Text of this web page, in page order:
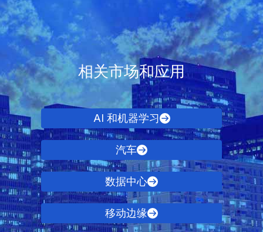
相关市场和应用
AI 和机器学习
汽车
数据中心
移动边缘